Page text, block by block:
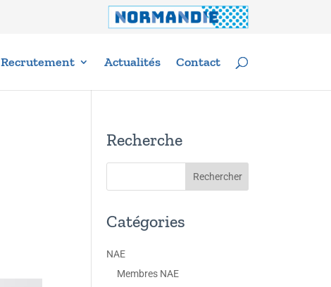
Recrutement Actualités Contact
Recherche
Catégories
NAE
Membres NAE